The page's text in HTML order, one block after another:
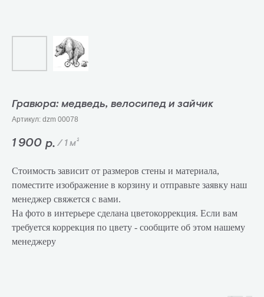
Гравюра: медведь, велосипед и зайчик
Артикул: dzm 00078
1 900 р. / 1 м²
Стоимость зависит от размеров стены и материала,
поместите изображение в корзину и отправьте заявку наш
менеджер свяжется с вами.
На фото в интерьере сделана цветокоррекция. Если вам
требуется коррекция по цвету - сообщите об этом нашему
менеджеру